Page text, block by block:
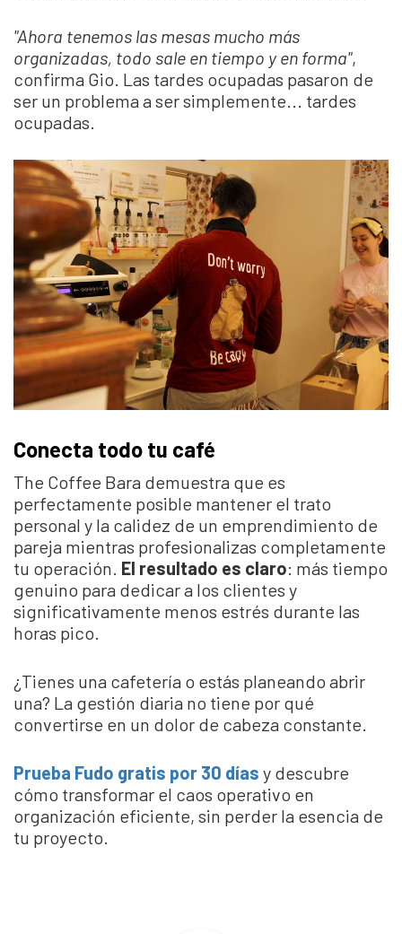
"Ahora tenemos las mesas mucho más
organizadas, todo sale en tiempo y en forma",
confirma Gio. Las tardes ocupadas pasaron de
ser un problema a ser simplemente... tardes
ocupadas.
Conecta todo tu café
The Coffee Bara demuestra que es
perfectamente posible mantener el trato
personal y la calidez de un emprendimiento de
pareja mientras profesionalizas completamente
tu operación. El resultado es claro: más tiempo
genuino para dedicar a los clientes y
significativamente menos estrés durante las
horas pico.
¿Tienes una cafetería o estás planeando abrir
una? La gestión diaria no tiene por qué
convertirse en un dolor de cabeza constante.
Prueba Fudo gratis por 30 días y descubre
cómo transformar el caos operativo en
organización eficiente, sin perder la esencia de
tu proyecto.